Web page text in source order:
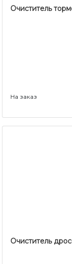
Очиститель
На заказ
Очиститель